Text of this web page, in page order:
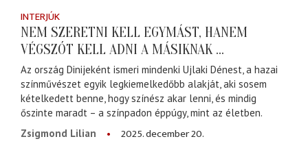
INTERJÚK
NEM SZERETNI KELL EGYMÁST, HANEM
VÉGSZÓT KELL ADNI A MÁSIKNAK ...
Az ország Dinijeként ismeri mindenki Ujlaki Dénest, a hazai
színművészet egyik legkiemelkedőbb alakját, aki sosem
kételkedett benne, hogy színész akar lenni, és mindig
őszinte maradt – a színpadon éppúgy, mint az életben.
Zsigmond Lilian
2025. december 20.